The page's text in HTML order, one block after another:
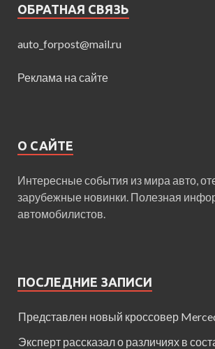
ОБРАТНАЯ СВЯЗЬ
auto_forpost@mail.ru
Реклама на сайте
О САЙТЕ
Интересные события из мира авто,
зарубежные новинки. Полезная
автомобилистов.
ПОСЛЕДНИЕ ЗАПИСИ
Представлен новый кроссовер
Эксперт рассказал о различиях в